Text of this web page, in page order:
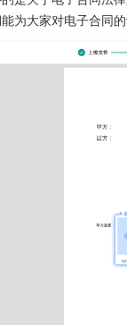
为大家对电子合同